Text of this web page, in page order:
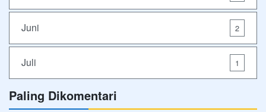
Juni 2
Juli 1
Paling Dikomentari